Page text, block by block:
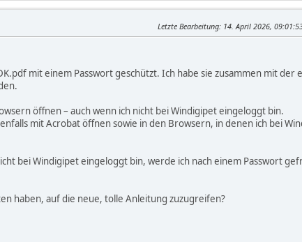
Letzte Bearbeitung: 14. April 2026,
mit einem Passwort geschützt. Ich habe sie zusammen mit der
öffnen – auch wenn ich nicht bei Windigipet eingeloggt bin.
mit Acrobat öffnen sowie in den Browsern, in denen ich bei
bei Windigipet eingeloggt bin, werde ich nach einem Passwort
haben, auf die neue, tolle Anleitung zuzugreifen?